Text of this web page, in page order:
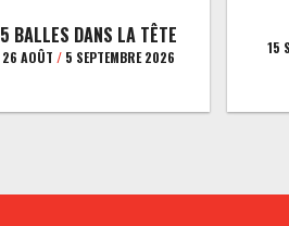
5 BALLES DANS LA TÊTE
26 AOÛT /5 SEPTEMBRE 2026
15